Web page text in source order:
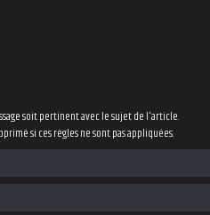
soit pertinent avec le sujet de l'article.
si ces règles ne sont pas appliquées.